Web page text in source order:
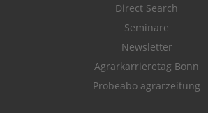
Direct Search
Seminare
Newsletter
Agrarkarrieretag Bonn
Probeabo agrarzeitung